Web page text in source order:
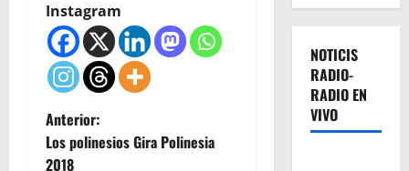
Instagram
N
Anterior:
Los polinesios Gira Polinesia
2018
NOTICIS
RADIO-
RADIO EN
VIVO